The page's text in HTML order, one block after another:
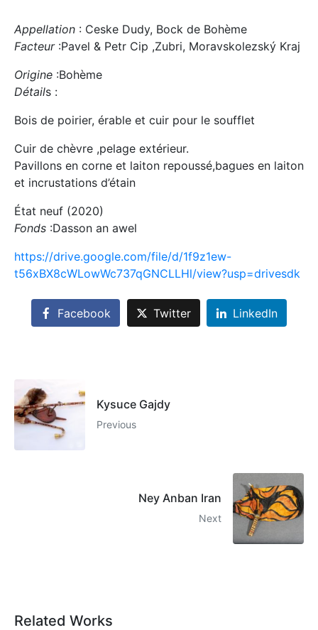
Appellation : Ceske Dudy, Bock de Bohème
Facteur:Pavel & Petr Cip ,Zubri, Moravskolezský Kraj
Origine :Bohème
Détails :
Bois de poirier, érable et cuir pour le soufflet
Cuir de chèvre ,pelage extérieur.
Pavillons en corne et laiton repoussé,bagues en laiton
et incrustations d’étain
État neuf (2020)
Fonds :Dasson an awel
https://drive.google.com/file/d/1f9z1ew-
t56xBX8cWLowWc737qGNCLLHl/view?usp=drivesdk
Facebook Twitter LinkedIn
Kysuce Gajdy
Previous
Ney Anban Iran
Next
Related Works